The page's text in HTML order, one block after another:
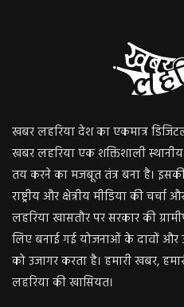
खबर लहरिया देश का एकमात्र
खबर लहरिया एक शक्तिशाली
तय करने का मजबूत तंत्र बना है। इसकी
राष्ट्रीय और क्षेत्रीय मीडिया की
लहरिया खासतौर पर सरकार की
लिए बनाई गई योजनाओं के दावों
को उजागर करता है। हमारी खबर,
लहरिया की खासियत।